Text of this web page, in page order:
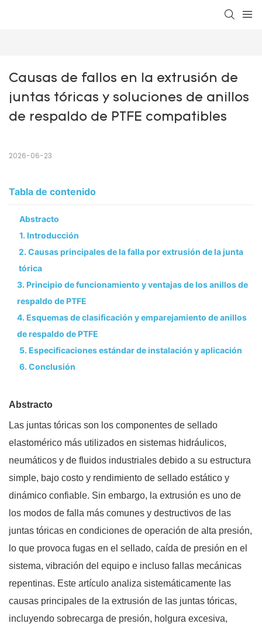
Causas de fallos en la extrusión de
juntas tóricas y soluciones de anillos
de respaldo de PTFE compatibles
2026-06-23
Tabla de contenido
Abstracto
1. Introducción
2. Causas principales de la falla por extrusión de la junta
tórica
3. Principio de funcionamiento y ventajas de los anillos de
respaldo de PTFE
4. Esquemas de clasificación y emparejamiento de anillos
de respaldo de PTFE
5. Especificaciones estándar de instalación y aplicación
6. Conclusión
Abstracto
Las juntas tóricas son los componentes de sellado
elastomérico más utilizados en sistemas hidráulicos,
neumáticos y de fluidos industriales debido a su estructura
simple, bajo costo y rendimiento de sellado estático y
dinámico confiable. Sin embargo, la extrusión es uno de
los modos de falla más comunes y destructivos de las
juntas tóricas en condiciones de operación de alta presión,
lo que provoca fugas en el sellado, caída de presión en el
sistema, vibración del equipo e incluso fallas mecánicas
repentinas. Este artículo analiza sistemáticamente las
causas principales de la extrusión de las juntas tóricas,
incluyendo sobrecarga de presión, holgura excesiva,